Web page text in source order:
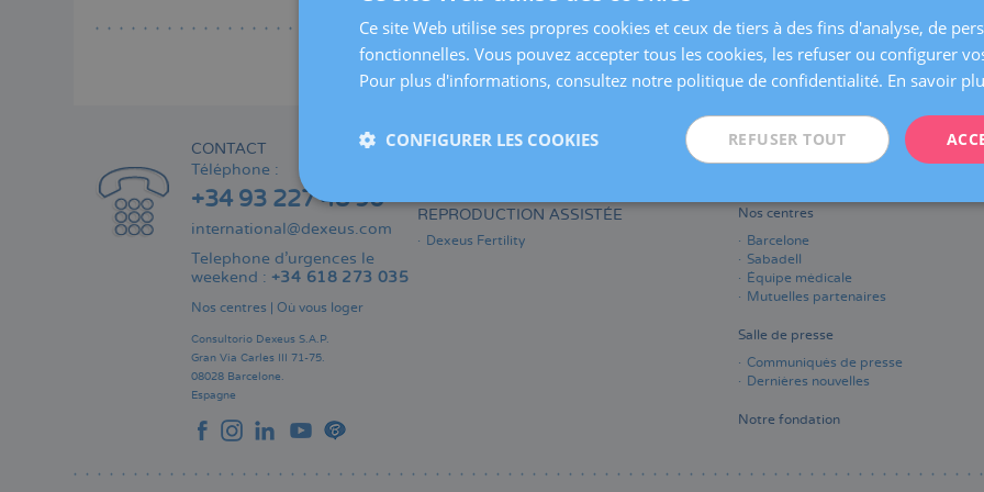
D.
Carvajal
Rojas
CONTACT
Téléphone :
+34 93 227 48 96
international@dexeus.com
Telephone d’urgences le
weekend : +34 618 273 035
Nos centres Où vous loger
Consultorio Dexeus S.A.P.
Gran Via Carles III 71-75.
08028 Barcelone.
Espagne
ESPACE PRIVÉ DE LA PATIENTE
REPRODUCTION ASSISTÉE
Dexeus Fertility
QUI SOMMES-NOUS
Nos centres
Barcelone
Sabadell
Équipe médicale
Mutuelles partenaires
Salle de presse
Communiqués de presse
Dernières nouvelles
Notre fondation
Ce site Web utilise ses propres cookies et ceux de tiers à des fins d'analyse, de
fonctionnelles. Vous pouvez accepter tous les cookies, les refuser ou configurer
Pour plus d'informations, consultez notre politique de confidentialité. En savoir
REFUSER TOUT
CONFIGURER LES COOKIES